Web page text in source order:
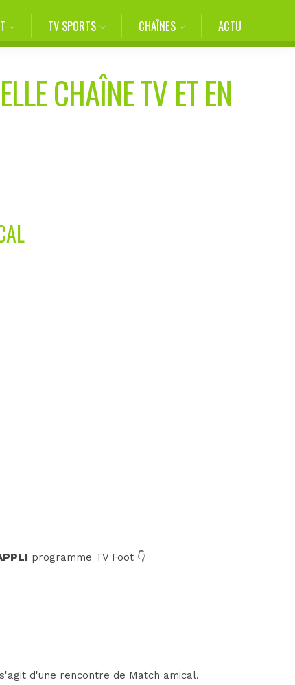
TV SPORTS CHAÎNES ACTU
CHAÎNE TV ET EN
programme TV Foot 👇
d'une rencontre de Match amical.